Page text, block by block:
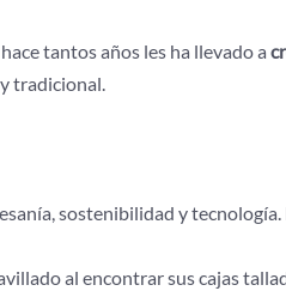
tantos años les ha llevado a
tradicional.
sostenibilidad y
al encontrar sus cajas